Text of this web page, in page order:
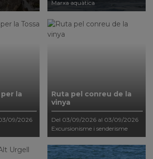
Marxa aquàtica
la
09/2026
Ruta pel conreu de la
vinya
Del 03/09/2026 al 03/09/2026
Excursionisme i senderisme